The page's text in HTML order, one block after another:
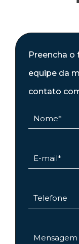
Preencha
equipe da
contato